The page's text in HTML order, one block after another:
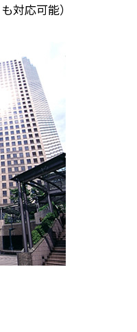
対応可能）